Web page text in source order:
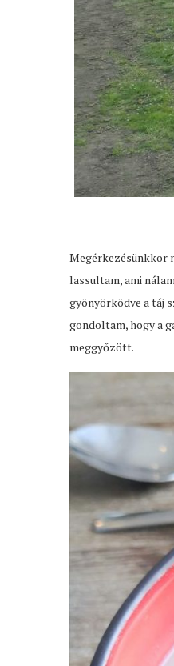
Megérkezésünkkor
lassultam, ami
gyönyörködve a táj
gondoltam, hogy a
meggyőzött.